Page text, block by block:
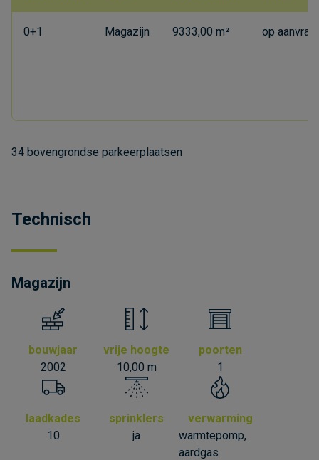
0+1 Magazijn 9333,00 m² op
34 bovengrondse parkeerplaatsen
Technisch
Magazijn
bouwjaar
2002
vrije hoogte
10,00 m
poorten
1
laadkades
10
sprinklers
ja
verwarming
warmtepomp,
aardgas